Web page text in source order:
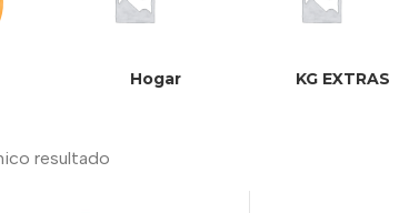
Hogar KG EXTRAS
resultado